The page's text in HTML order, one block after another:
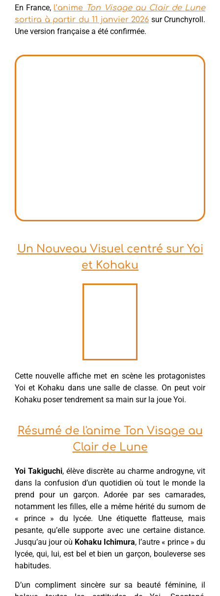
En France, l’anime Ton Visage au Clair de Lune
sortira à partir du 11 janvier 2026 sur Crunchyroll.
Une version française a été confirmée.
Un Nouveau Visuel centré sur Yoi
et Kohaku
Cette nouvelle affiche met en scène les protagonistes
Yoi et Kohaku dans une salle de classe. On peut voir
Kohaku poser tendrement sa main sur la joue Yoi.
Résumé de l'anime Ton Visage au
Clair de Lune
Yoi Takiguchi, élève discrète au charme androgyne, vit
dans la confusion d’un quotidien où tout le monde la
prend pour un garçon. Adorée par ses camarades,
notamment les filles, elle a même hérité du surnom de
« prince » du lycée. Une étiquette flatteuse, mais
pesante, qu’elle supporte avec une certaine distance.
Jusqu’au jour où Kohaku Ichimura, l’autre « prince » du
lycée, qui, lui, est bel et bien un garçon, bouleverse ses
habitudes.
D’un compliment sincère sur sa beauté féminine, il